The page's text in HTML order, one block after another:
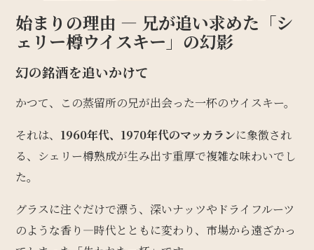
始まりの理由 — 兄が追い求めた「シ
ェリー樽ウイスキー」の幻影
幻の銘酒を追いかけて
かつて、この蒸留所の兄が出会った一杯のウイスキー。
それは、 1960年代、1970年代のマッカランに象徴され
る、シェリー樽熟成が生み出す重厚で複雑な味わいでし
た。
グラスに注ぐだけで漂う、深いナッツやドライフルーツ
のような香り—時代とともに変わり、市場から遠ざかっ